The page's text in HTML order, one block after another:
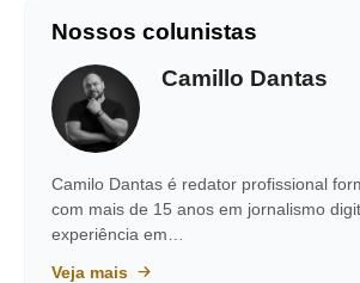
Nossos colunistas
Camillo Dantas
Camilo Dantas é redator profissional
com mais de 15 anos em jornalismo
experiência em…
Veja mais